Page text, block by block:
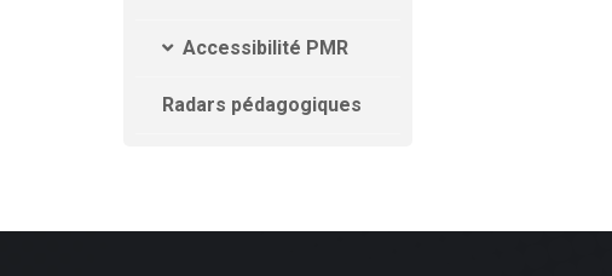
Accessibilité PMR
Radars pédagogiques